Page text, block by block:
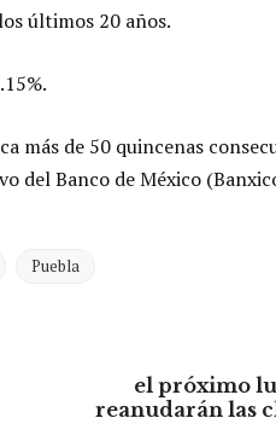
últimos 20 años.
más de 50 quincenas
Banco de México
Puebla
el próximo
reanudarán las